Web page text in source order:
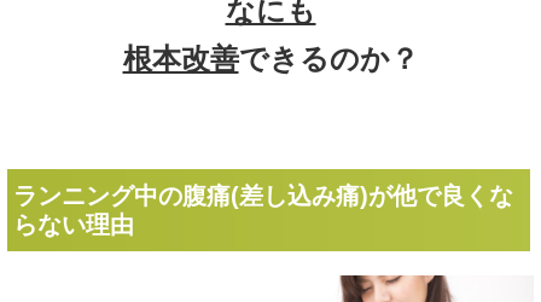
ランニング中の腹痛(差し込み痛)が他で良くな